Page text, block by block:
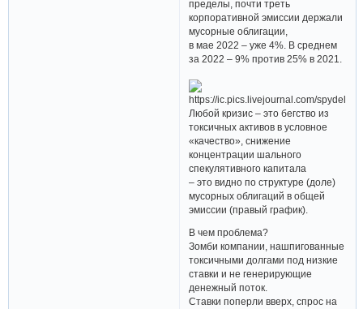
пределы, почти треть
корпоративной эмиссии держали
мусорные облигации,
в мае 2022 – уже 4%. В среднем
за 2022 – 9% против 25% в 2021.
Любой кризис – это бегство из
токсичных активов в условное
«качество», снижение
концентрации шального
спекулятивного капитала
– это видно по структуре (доле)
мусорных облигаций в общей
эмиссии (правый график).
В чем проблема?
Зомби компании, нашпигованные
токсичными долгами под низкие
ставки и не генерирующие
денежный поток.
Ставки поперли вверх, спрос на